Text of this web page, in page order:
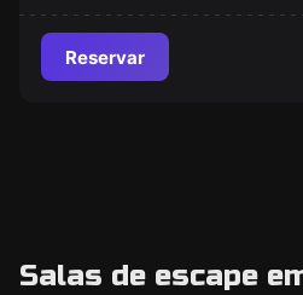
Reservar
Salas de escape